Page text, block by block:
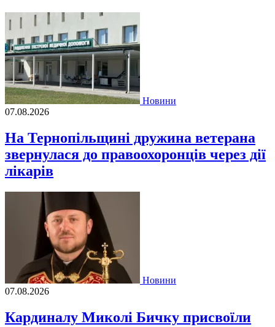
Новини
07.08.2026
На Тернопільщині дружина ветерана
звернулася до правоохоронців через дії
лікарів
Новини
07.08.2026
Кардиналу Миколі Бичку присвоїли